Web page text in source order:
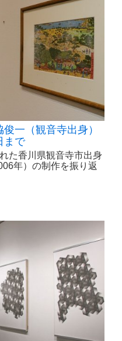
一（観音寺出身）
まで
た香川県観音寺市出身
年）の制作を振り返